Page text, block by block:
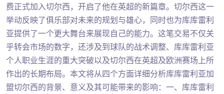
费正式加入切尔西，开启了他在英超的新篇章。切尔西这一
举动反映了俱乐部对未来的规划与雄心，同时也为库库雷利
亚提供了一个更大舞台来展现自己的能力。这笔交易不仅关
乎转会市场的数字，还涉及到球队的战术调整、库库雷利亚
个人职业生涯的重大突破以及切尔西在英超及欧洲赛场上所
作出的长期布局。本文将从四个方面详细分析库库雷利亚加
盟切尔西的背景、意义及其可能带来的影响：一、库库雷利